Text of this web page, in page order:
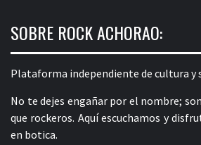
SOBRE ROCK ACHORAO:
Plataforma independiente de cultura y
No te dejes engañar por el nombre;
que rockeros. Aquí escuchamos y
en botica.